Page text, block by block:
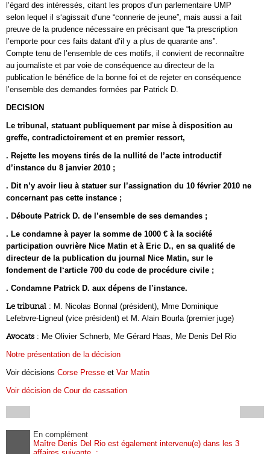
l’égard des intéressés, citant les propos d’un parlementaire UMP
selon lequel il s‘agissait d’une “connerie de jeune”, mais aussi a fait
preuve de la prudence nécessaire en précisant que “la prescription
l’emporte pour ces faits datant d’il y a plus de quarante ans”.
Compte tenu de l’ensemble de ces motifs, il convient de reconnaître
au journaliste et par voie de conséquence au directeur de la
publication le bénéfice de la bonne foi et de rejeter en conséquence
l’ensemble des demandes formées par Patrick D.
DECISION
Le tribunal, statuant publiquement par mise à disposition au
greffe, contradictoirement et en premier ressort,
. Rejette les moyens tirés de la nullité de l’acte introductif
d’instance du 8 janvier 2010 ;
. Dit n’y avoir lieu à statuer sur l’assignation du 10 février 2010 ne
concernant pas cette instance ;
. Déboute Patrick D. de l’ensemble de ses demandes ;
. Le condamne à payer la somme de 1000 € à la société
participation ouvrière Nice Matin et à Eric D., en sa qualité de
directeur de la publication du journal Nice Matin, sur le
fondement de l‘article 700 du code de procédure civile ;
. Condamne Patrick D. aux dépens de l’instance.
Le tribunal : M. Nicolas Bonnal (président), Mme Dominique
Lefebvre-Ligneul (vice président) et M. Alain Bourla (premier juge)
Avocats : Me Olivier Schnerb, Me Gérard Haas, Me Denis Del Rio
Notre présentation de la décision
Voir décisions Corse Presse et Var Matin
Voir décision de Cour de cassation
En complément
Maître Denis Del Rio est également intervenu(e) dans les 3